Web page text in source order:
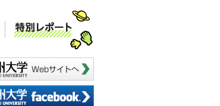
信大的人物